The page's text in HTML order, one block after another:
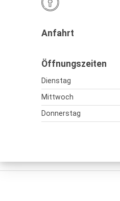
Anfahrt
Öffnungszeiten
Dienstag
Mittwoch
Donnerstag